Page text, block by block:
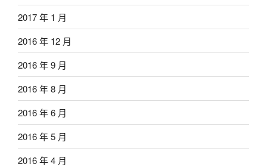
2017 年 1 月
2016 年 12 月
2016 年 9 月
2016 年 8 月
2016 年 6 月
2016 年 5 月
2016 年 4 月